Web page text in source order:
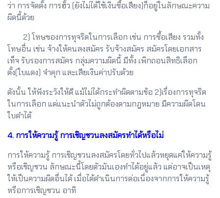
ว่า การจัดตั้ง การฮั้ว (ยังไม่ได้ใช้เงินซื้อเสียง)ก็อยู่ในลักษณะความ
ผิดนี้ด้วย
2) โทษของการทุจริตในการเลือก เช่น การซื้อเสียง รวมทั้ง
โทษอื่น เช่น จ้างให้คนลงสมัคร รับจ้างสมัคร สมัครโดยเอกสาร
เท็จ รับรองการสมัคร กลุ่มความผิดนี้ มีทั้ง เพิกถอนสิทธิเลือก
ตั้ง(ใบแดง) จำคุก และเสียเงินค่าปรับด้วย
ดังนั้น ให้พึงระวังให้ดี แม้ไม่ได้กระทำผิดตามข้อ 2)เรื่องการทุจริต
ในการเลือก แต่แนะนำตัวไม่ถูกต้องตามกฎหมาย มีความผิดโดน
ใบดำได้
4. การให้ความรู้ การเชิญชวนลงสมัครทำได้หรือไม่
การให้ความรู้ การเชิญชวนลงสมัครโดยทั่วไปแล้วหยุดแค่ให้ความรู้
หรือเชิญชวน ลักษณะนี้โดยตัวมันเองทำได้อยู่แล้ว แต่อาจเป็นเหตุ
ให้เป็นความผิดอื่นได้ เมื่อได้ดำเนินการต่อเนื่องจากการให้ความรู้
หรือการเชิญชวน อาทิ